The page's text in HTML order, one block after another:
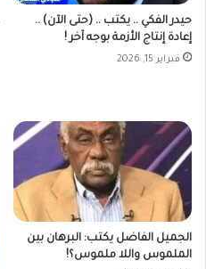
حيدر الفكي .. يكتب .. (حتى الآن) ..
إعادة إنتاج الأزمة بوجه آخر !
فبراير 15, 2026
الجميل الفاضل يكتب: البرهان بين
الملموس واللا ملموس؟!